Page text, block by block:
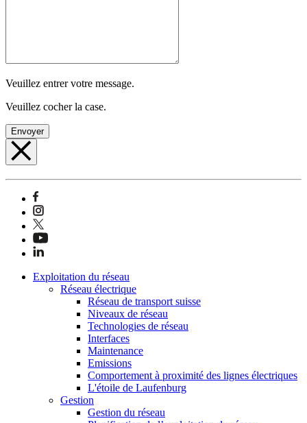
Veuillez entrer votre message.
Veuillez cocher la case.
Envoyer
Exploitation du réseau
Réseau électrique
Réseau de transport suisse
Niveaux de réseau
Technologies de réseau
Interfaces
Maintenance
Emissions
Comportement à proximité des lignes électriques
L'étoile de Laufenburg
Gestion
Gestion du réseau